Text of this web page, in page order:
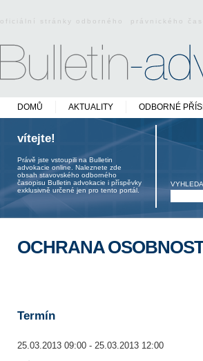
oficiální stránky odborného právnického
DOMŮ AKTUALITY ODBORNÉ
vítejte!
Právě jste vstoupili na Bulletin
advokacie online. Naleznete zde
obsah stavovského odborného
časopisu Bulletin advokacie i příspěvky
exklusivně určené jen pro tento portál.
OCHRANA
Termín
25.03.2013 09:00 - 25.03.2013 12:00